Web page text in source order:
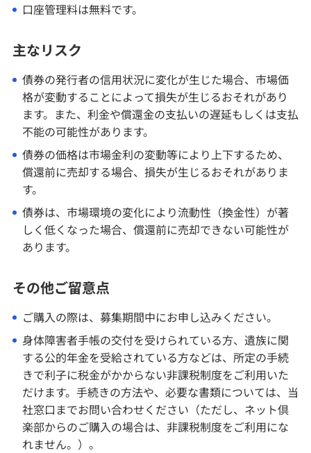
口座管理料は無料です。
主なリスク
債券の発行者の信用状況に変化が生じた場合、市場価
格が変動することによって損失が生じるおそれがあり
ます。また、利金や償還金の支払いの遅延もしくは支払
不能の可能性があります。
債券の価格は市場金利の変動等により上下するため、
償還前に売却する場合、損失が生じるおそれがありま
す。
債券は、市場環境の変化により流動性（換金性）が著
しく低くなった場合、償還前に売却できない可能性が
あります。
その他ご留意点
ご購入の際は、募集期間中にお申し込みください。
身体障害者手帳の交付を受けられている方、遺族に関
する公的年金を受給されている方などは、所定の手続
きで利子に税金がかからない非課税制度をご利用いた
だけます。手続きの方法や、必要な書類については、当
社窓口までお問い合わせください（ただし、ネット倶
楽部からのご購入の場合は、非課税制度をご利用にな
れません。）。